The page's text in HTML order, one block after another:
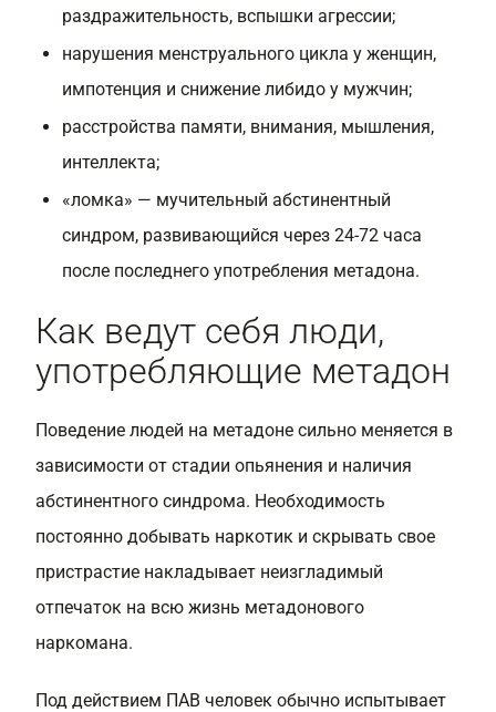
раздражительность, вспышки агрессии;
нарушения менструального цикла у женщин,
импотенция и снижение либидо у мужчин;
расстройства памяти, внимания, мышления,
интеллекта;
«ломка» — мучительный абстинентный
синдром, развивающийся через 24-72 часа
после последнего употребления метадона.
Как ведут себя люди,
употребляющие метадон
Поведение людей на метадоне сильно меняется в
зависимости от стадии опьянения и наличия
абстинентного синдрома. Необходимость
постоянно добывать наркотик и скрывать свое
пристрастие накладывает неизгладимый
отпечаток на всю жизнь метадонового
наркомана.
Под действием ПАВ человек обычно испытывает